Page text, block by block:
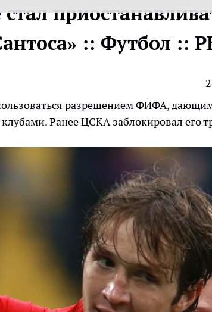
:: Футбол ::
разрешением ФИФА,
Ранее ЦСКА заблокировал его